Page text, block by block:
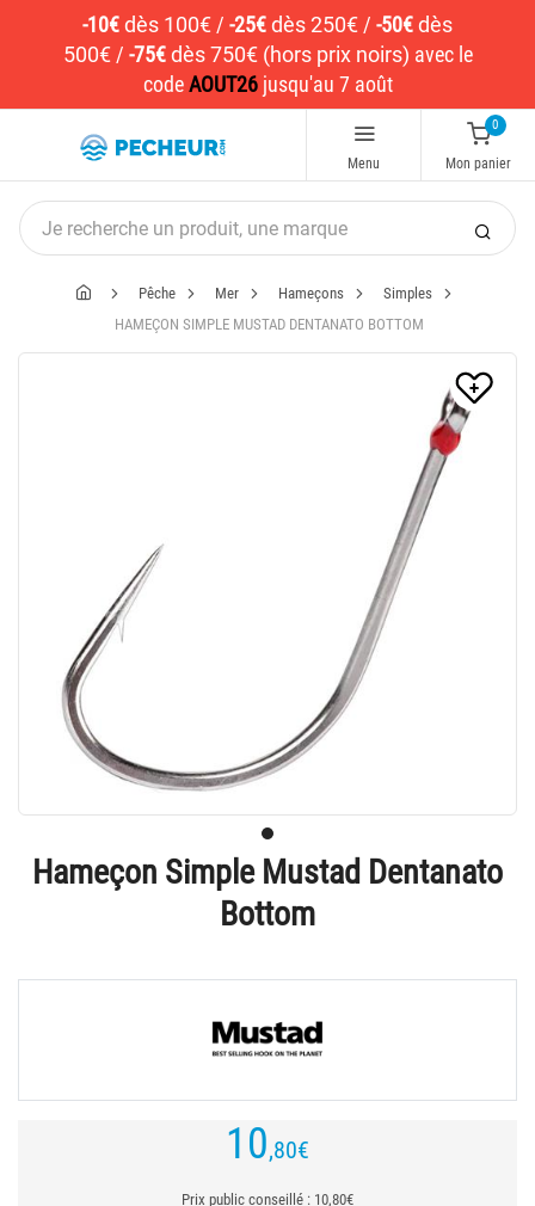
-10€dès 100€ / -25€dès 250€ / -50€dès
500€/ -75€ dès 750€ (hors prix noirs) avec le
codeAOUT26jusqu'au 7 août
Menu
0
Mon panier
Pêche Mer Hameçons
Simples
HAMEÇON SIMPLE MUSTAD DENTANATO BOTTOM
Hameçon Simple Mustad Dentanato
Bottom
10,80€
Prix public conseillé : 10,80€